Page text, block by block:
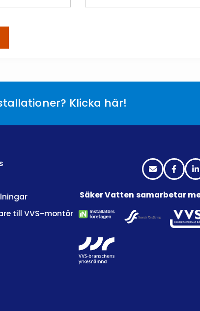
Klicka här!
till VVS-montör
Säker Vatten samarbetar